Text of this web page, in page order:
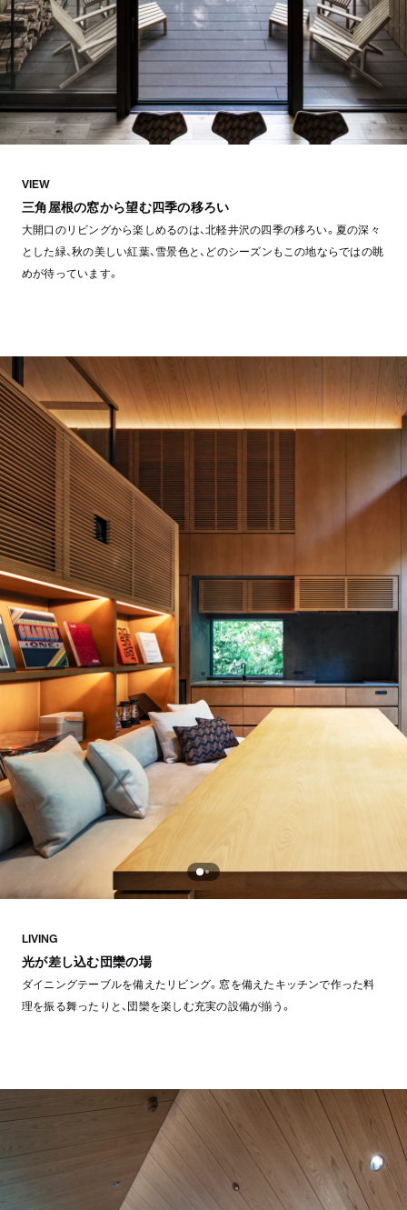
VIEW
三角屋根の窓から望む四季の移ろい
大開口のリビングから楽しめるのは、北軽井沢の四季の移ろい。夏の深々
とした緑、秋の美しい紅葉、雪景色と、どのシーズンもこの地ならではの眺
めが待っています。
LIVING
光が差し込む団欒の場
ダイニングテーブルを備えたリビング。窓を備えたキッチンで作った料
理を振る舞ったりと、団欒を楽しむ充実の設備が揃う。